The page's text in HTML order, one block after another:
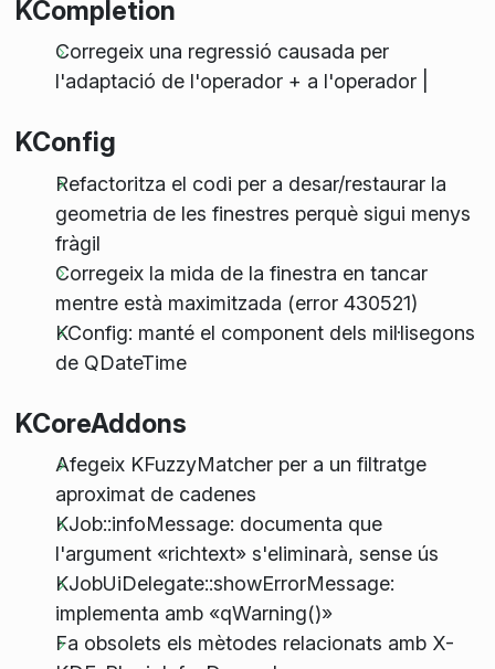
KCompletion
Corregeix una regressió causada per
l'adaptació de l'operador + a l'operador |
KConfig
Refactoritza el codi per a desar/restaurar la
geometria de les finestres perquè sigui menys
fràgil
Corregeix la mida de la finestra en tancar
mentre està maximitzada (error 430521)
KConfig: manté el component dels mil·lisegons
de QDateTime
KCoreAddons
Afegeix KFuzzyMatcher per a un filtratge
aproximat de cadenes
KJob::infoMessage: documenta que
l'argument «richtext» s'eliminarà, sense ús
KJobUiDelegate::showErrorMessage:
implementa amb «qWarning()»
Fa obsolets els mètodes relacionats amb X-